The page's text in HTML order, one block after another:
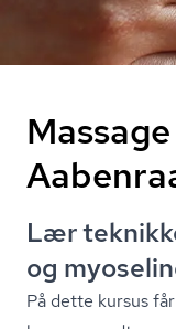
Lær
og
På dette kursus